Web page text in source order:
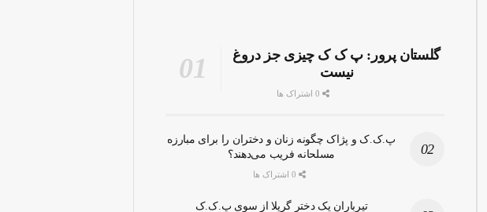
گلستان پرور: پ ک ک چیزی جز دروغ
نیست
0 اشتراک ها
پ.ک.ک و پژاک چگونه زنان و دختران را برای مبارزه
مسلحانه فریب می‌دهند؟
0 اشتراک ها
تیرباران یک دختر گریلا از سوی پ.ک.ک